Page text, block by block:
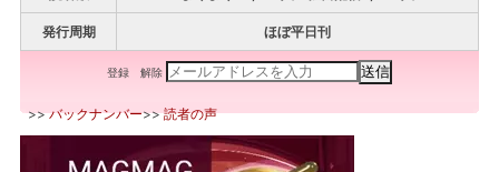
発行周期 ほぼ平日刊
登録 解除
>>バックナンバー>>読者の声